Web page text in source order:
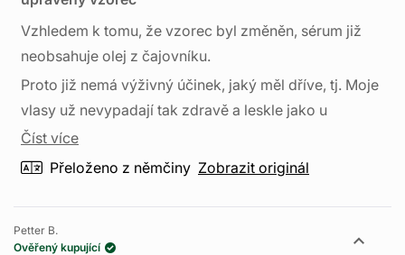
5
hvězdiček
Vzhledem k tomu, že vzorec byl změněn, sérum již
neobsahuje olej z čajovníku.
Proto již nemá výživný účinek, jaký měl dříve, tj. Moje
vlasy už nevypadají tak zdravě a leskle jako u
předchozí formulace. Výrobek proto již není součástí
mé rutiny. Jaká škoda!
Číst víceČíst
více
Přeloženo z němčiny Zobrazit originál
Petter B.
Ověřený kupující